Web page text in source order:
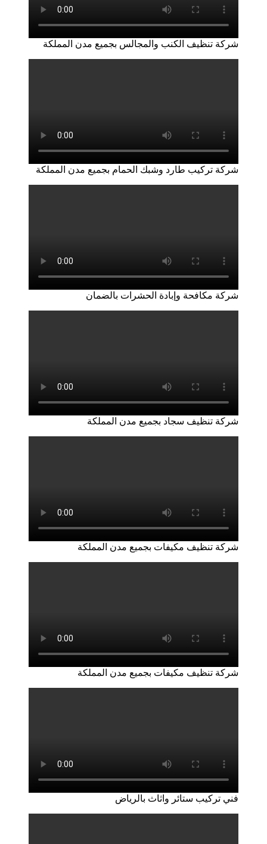
شركة تنظيف الكنب والمجالس بجميع مدن المملكة
شركة تركيب طارد وشبك الحمام بجميع مدن المملكة
شركة مكافحة وإبادة الحشرات بالضمان
شركة تنظيف سجاد بجميع مدن المملكة
شركة تنظيف مكيفات بجميع مدن المملكة
شركة تنظيف مكيفات بجميع مدن المملكة
فني تركيب ستائر واثاث بالرياض